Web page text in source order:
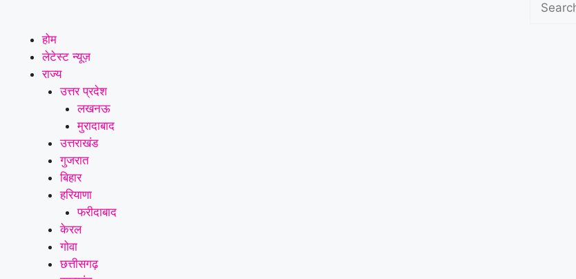
होम
लेटेस्ट न्यूज़
राज्य
उत्तर प्रदेश
लखनऊ
मुरादाबाद
उत्तराखंड
गुजरात
बिहार
हरियाणा
फरीदाबाद
केरल
गोवा
छत्तीसगढ़